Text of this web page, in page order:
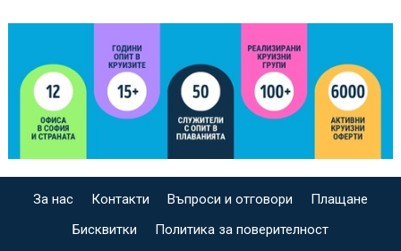
За нас Контакти Въпроси и отговори
Плащане
Бисквитки
Политика за поверителност